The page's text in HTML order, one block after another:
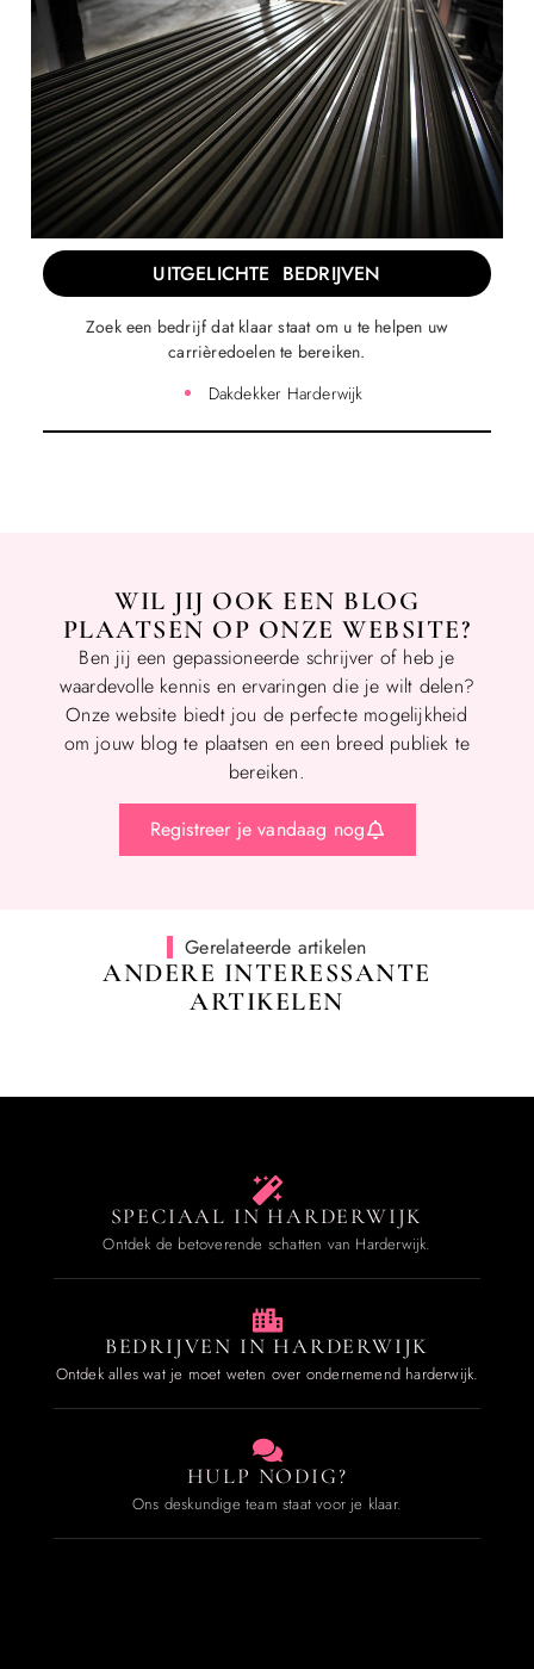
UITGELICHTE BEDRIJVEN
Zoek een bedrijf dat klaar staat om u te helpen uw
carrièredoelen te bereiken.
Dakdekker Harderwijk
WIL JIJ OOK EEN BLOG
PLAATSEN OP ONZE WEBSITE?
Ben jij een gepassioneerde schrijver of heb je
waardevolle kennis en ervaringen die je wilt delen?
Onze website biedt jou de perfecte mogelijkheid
om jouw blog te plaatsen en een breed publiek te
bereiken.
Registreer je vandaag nog
Gerelateerde artikelen
ANDERE INTERESSANTE
ARTIKELEN
SPECIAAL IN HARDERWIJK
Ontdek de betoverende schatten van Harderwijk.
BEDRIJVEN IN HARDERWIJK
Ontdek alles wat je moet weten over ondernemend harderwijk.
HULP NODIG?
Ons deskundige team staat voor je klaar.